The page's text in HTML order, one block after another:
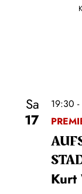
Sa
17
19:30
Kurt